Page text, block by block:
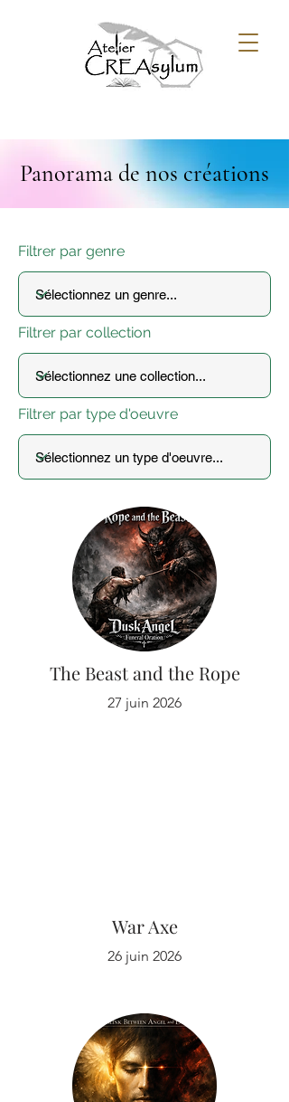
Panorama de nos créations
Filtrer par genre
Filtrer par collection
Filtrer par type d'oeuvre
The Beast and the Rope
27 juin 2026
War Axe
26 juin 2026